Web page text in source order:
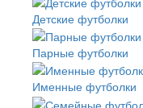
Детские футболки
Парные футболки
Именные футболки